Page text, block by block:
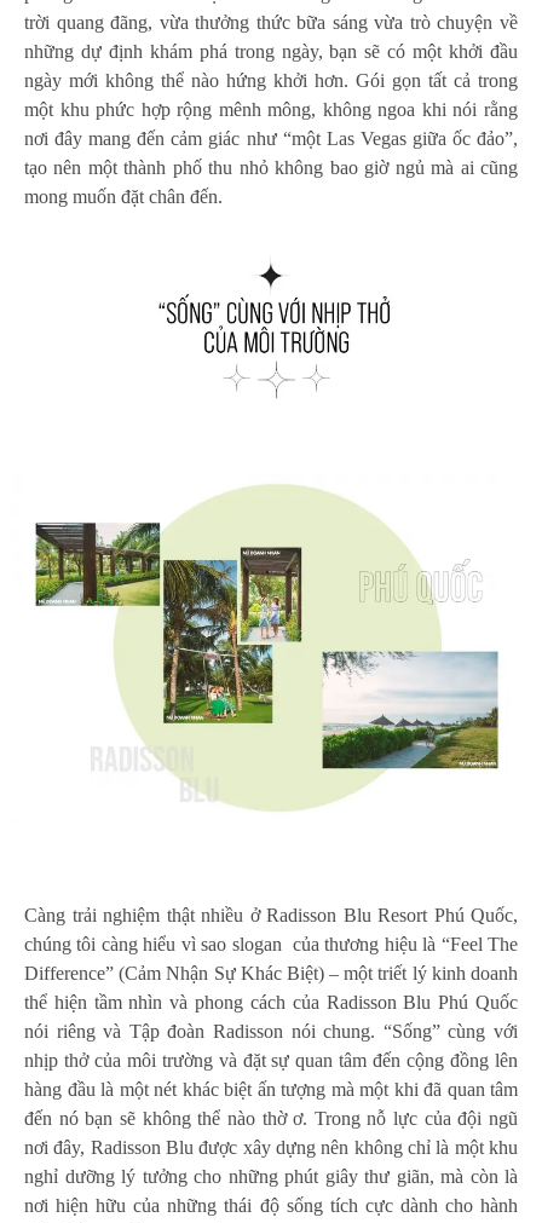
trời quang đãng, vừa thưởng thức bữa sáng vừa trò chuyện về
những dự định khám phá trong ngày, bạn sẽ có một khởi đầu
ngày mới không thể nào hứng khởi hơn. Gói gọn tất cả trong
một khu phức hợp rộng mênh mông, không ngoa khi nói rằng
nơi đây mang đến cảm giác như “một Las Vegas giữa ốc đảo”,
tạo nên một thành phố thu nhỏ không bao giờ ngủ mà ai cũng
mong muốn đặt chân đến.
Càng trải nghiệm thật nhiều ở Radisson Blu Resort Phú Quốc,
chúng tôi càng hiểu vì sao slogan của thương hiệu là “Feel The
Difference” (Cảm Nhận Sự Khác Biệt) – một triết lý kinh doanh
thể hiện tầm nhìn và phong cách của Radisson Blu Phú Quốc
nói riêng và Tập đoàn Radisson nói chung. “Sống” cùng với
nhịp thở của môi trường và đặt sự quan tâm đến cộng đồng lên
hàng đầu là một nét khác biệt ấn tượng mà một khi đã quan tâm
đến nó bạn sẽ không thể nào thờ ơ. Trong nỗ lực của đội ngũ
nơi đây, Radisson Blu được xây dựng nên không chỉ là một khu
nghỉ dưỡng lý tưởng cho những phút giây thư giãn, mà còn là
nơi hiện hữu của những thái độ sống tích cực dành cho hành